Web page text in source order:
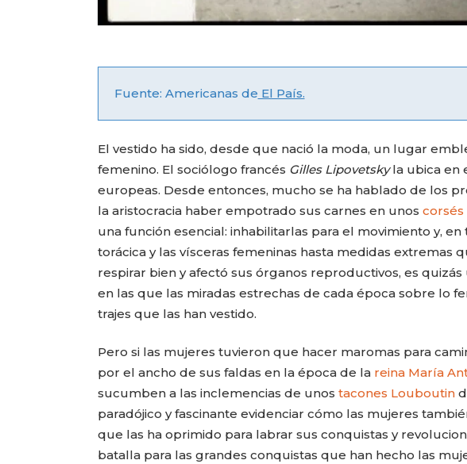
Fuente: Americanas de El País.
El vestido ha sido, desde que nació la moda, un lugar
femenino. El sociólogo francés Gilles Lipovetskyla ubica en
europeas. Desde entonces, mucho se ha hablado de los
la aristocracia haber empotrado sus carnes en unos
una función esencial: inhabilitarlas para el movimiento y,
torácica y las vísceras femeninas hasta medidas extremas
respirar bien y afectó sus órganos reproductivos, es
en las que las miradas estrechas de cada época sobre lo
trajes que las han vestido.
Pero si las mujeres tuvieron que hacer maromas para
por el ancho de sus faldas en la época de la reina María
sucumben a las inclemencias de unos tacones Louboutin
paradójico y fascinante evidenciar cómo las mujeres
que las ha oprimido para labrar sus conquistas y
batalla para las grandes conquistas que han hecho las